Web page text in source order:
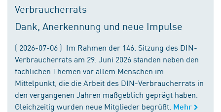
Verbraucherrats
Dank, Anerkennung und neue Impulse
( 2026-07-06 ) Im Rahmen der 146. Sitzung des DIN-
Verbraucherrats am 29. Juni 2026 standen neben den
fachlichen Themen vor allem Menschen im
Mittelpunkt, die die Arbeit des DIN-Verbraucherrats in
den vergangenen Jahren maßgeblich geprägt haben.
Gleichzeitig wurden neue Mitglieder begrüßt. Mehr